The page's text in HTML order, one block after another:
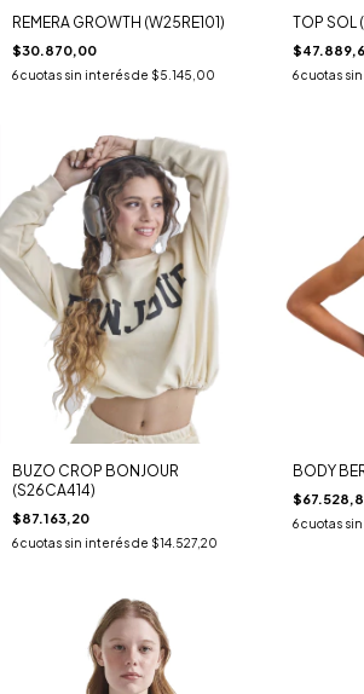
REMERA GROWTH (W25RE101)
$30.870,00
6cuotas sin interés de $5.145,00
TOP SOL
6 cuotas
BUZO CROP BONJOUR
(S26CA414)
$87.163,20
6cuotas sin interés de $14.527,20
BODY
6 cuotas